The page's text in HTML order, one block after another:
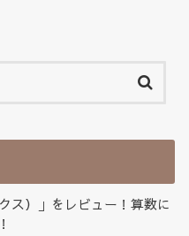
ス）」をレビュー！算数に